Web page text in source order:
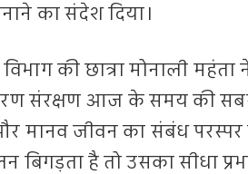
का संदेश दिया।
की छात्रा मोनाली
संरक्षण आज के समय की
मानव जीवन का संबंध परस्पर
है तो उसका सीधा